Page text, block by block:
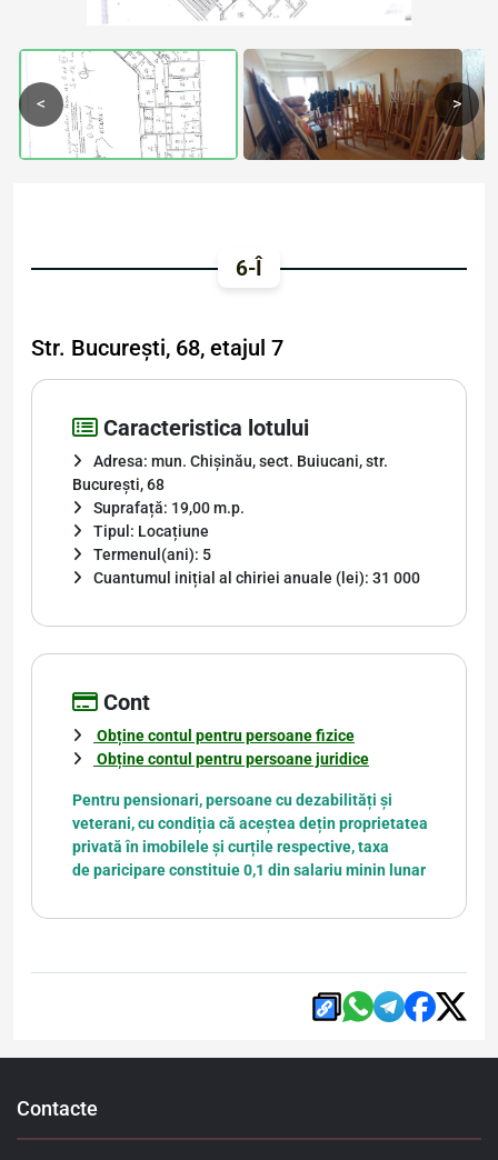
< >
6-Î
Str. București, 68, etajul 7
Caracteristica lotului
Adresa: mun. Chișinău, sect. Buiucani, str.
București, 68
Suprafață: 19,00 m.p.
Tipul: Locațiune
Termenul(ani): 5
Cuantumul inițial al chiriei anuale (lei): 31 000
Cont
Obține contul pentru persoane fizice
Obține contul pentru persoane juridice
Pentru pensionari, persoane cu dezabilități și
veterani, cu condiția că aceștea dețin proprietatea
privată în imobilele și curțile respective, taxa
de paricipare constituie 0,1 din salariu minin lunar
Contacte